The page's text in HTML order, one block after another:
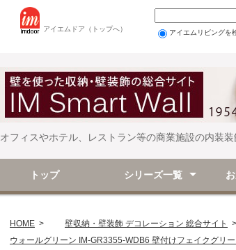
アイエムドア（トップへ） アイエムリビングを
オフィスやホテル、レストラン等の商業施設の内装
トップ シリーズ一覧
HOME > 壁収納・壁装飾 デコレーション 総合サイト >
ウォールグリーン IM-GR3355-WDB6 壁付けフェイクグリ